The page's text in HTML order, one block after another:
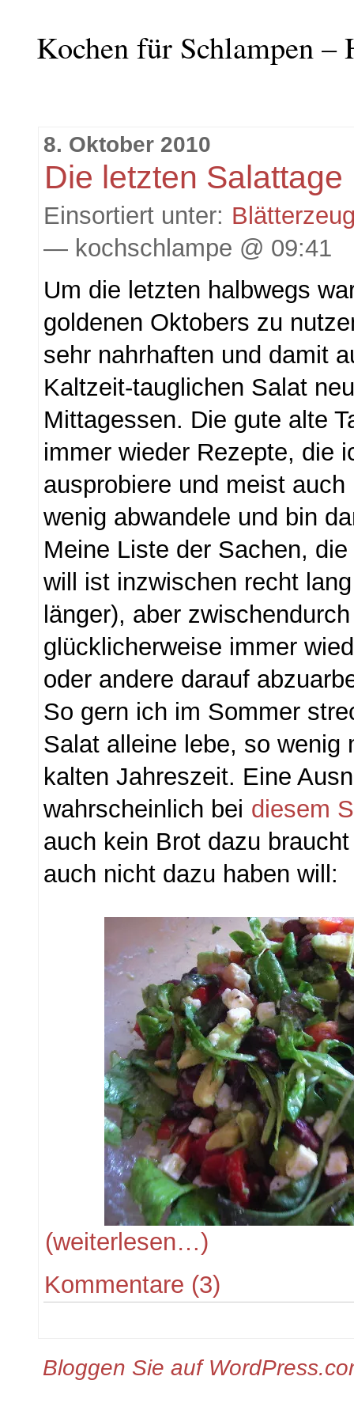
Kochen für Schlampen
8. Oktober 2010
Die letzten Salattage
Einsortiert unter:
— kochschlampe @ 09:41
Um die letzten halbwegs
goldenen Oktobers zu
sehr nahrhaften und damit
Kaltzeit-tauglichen Salat
Mittagessen. Die gute alte
immer wieder Rezepte, die
ausprobiere und meist
wenig abwandele und bin
Meine Liste der Sachen,
will ist inzwischen recht
länger), aber
glücklicherweise immer
oder andere darauf
So gern ich im Sommer
Salat alleine lebe, so wenig
kalten Jahreszeit. Eine
wahrscheinlich bei diesem
auch kein Brot dazu
auch nicht dazu haben will:
(weiterlesen…)
Kommentare (3)
Bloggen Sie auf